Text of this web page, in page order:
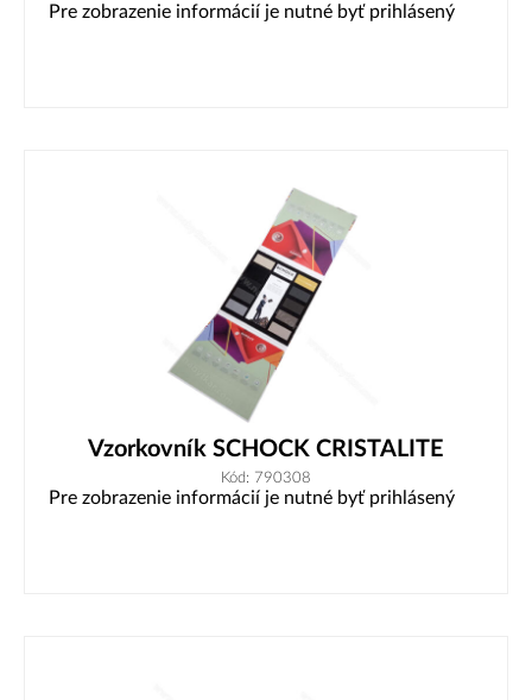
Pre zobrazenie informácií je nutné byť prihlásený
Vzorkovník SCHOCK CRISTALITE
Kód: 790308
Pre zobrazenie informácií je nutné byť prihlásený